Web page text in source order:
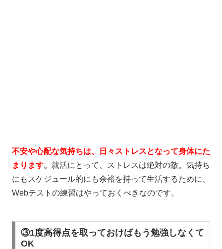
不安や心配な気持ちは、日々ストレスとなって身体にた
まります。 就活にとって、ストレスは絶対の敵。気持ち
にもスケジュール的にも余裕を持って生活するために、
Webテストの練習はやっておくべきなのです。
③1度高得点を取っておけばもう勉強しなくて
OK